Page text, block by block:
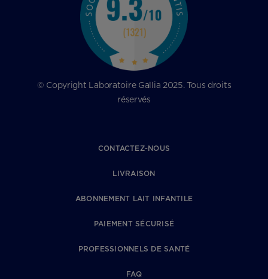
© Copyright Laboratoire Gallia 2025. Tous droits
réservés
CONTACTEZ-NOUS
LIVRAISON
ABONNEMENT LAIT INFANTILE
PAIEMENT SÉCURISÉ
PROFESSIONNELS DE SANTÉ
FAQ